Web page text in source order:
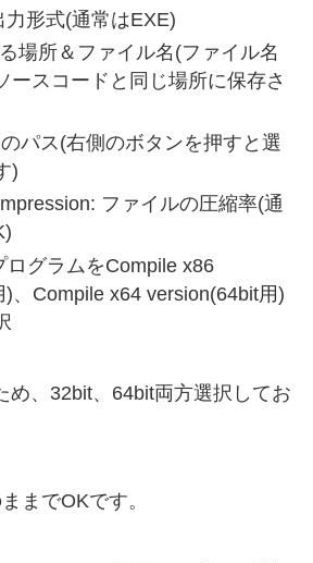
力形式(通常はEXE)
場所＆ファイル名(ファイル名
ースコードと同じ場所に保存さ
パス(右側のボタンを押すと選
)
ファイルの圧縮率(通
ログラムをCompile x86
、Compile x64 version(64bit用)
め、32bit、64bit両方選択してお
までOKです。